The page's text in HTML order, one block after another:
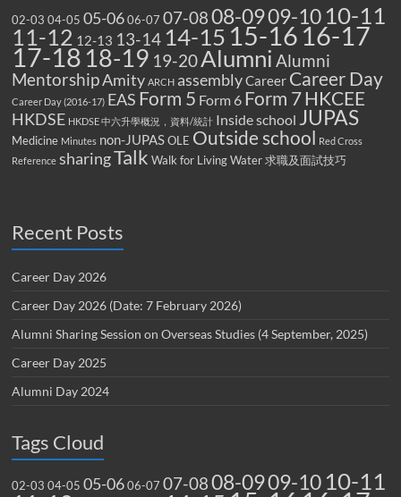
02-03 04-05 05-06 06-07 07-0808-0909-10 10-11
11-12 12-13 13-14 14-15 15-16 16-17
17-18 18-19 19-20Alumni Alumni
MentorshipAmity ARCH assemblyCareer Career Day
Career Day (2016-17) EAS Form 5 Form 6 Form 7HKCEE
HKDSE HKDSE 中六升學概況，資料/統計 Inside school JUPAS
Medicine Minutes non-JUPAS OLE Outside school Red Cross
Reference sharingTalk Walk for Living Water 求職及面試技巧
Recent Posts
Career Day 2026
Career Day 2026 (Date: 7 February 2026)
Alumni Sharing Session on Overseas Studies (4 September, 2025)
Career Day 2025
Alumni Day 2024
Tags Cloud
02-03 04-05 05-06 06-07 07-0808-0909-10 10-11